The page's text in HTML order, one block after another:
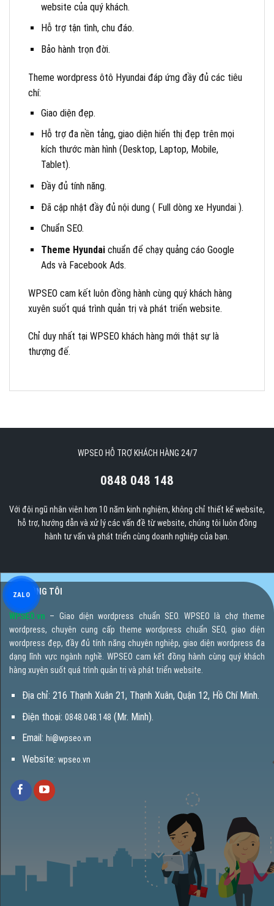
website của quý khách.
Hỗ trợ tận tình, chu đáo.
Bảo hành trọn đời.
Theme wordpress ôtô Hyundai đáp ứng đầy đủ các tiêu
chí:
Giao diện đẹp.
Hỗ trợ đa nền tảng, giao diện hiển thị đẹp trên mọi
kích thước màn hình (Desktop, Laptop, Mobile,
Tablet).
Đầy đủ tính năng.
Đã cập nhật đầy đủ nội dung ( Full dòng xe Hyundai ).
Chuẩn SEO.
Theme Hyundaichuẩn để chạy quảng cáo Google
Ads và Facebook Ads.
WPSEO cam kết luôn đồng hành cùng quý khách hàng
xuyên suốt quá trình quản trị và phát triển website.
Chỉ duy nhất tại WPSEO khách hàng mới thật sự là
thượng đế.
WPSEO HỖ TRỢ KHÁCH HÀNG 24/7
0848 048 148
Với đội ngũ nhân viên hơn 10 năm kinh nghiệm, không chỉ thiết kế website,
hỗ trợ, hướng dẫn và xử lý các vấn đề từ website, chúng tôi luôn đồng
hành tư vấn và phát triển cùng doanh nghiệp của bạn.
VỀ CHÚNG TÔI
WPSEO.vn – Giao diện wordpress chuẩn SEO. WPSEO là chợ theme
wordpress, chuyên cung cấp theme wordpress chuẩn SEO, giao diện
wordpress đẹp, đầy đủ tính năng chuyên nghiệp, giao diện wordpress đa
dạng lĩnh vực ngành nghề. WPSEO cam kết đồng hành cùng quý khách
hàng xuyên suốt quá trình quản trị và phát triển website.
Địa chỉ: 216 Thạnh Xuân 21, Thạnh Xuân, Quận 12, Hồ Chí Minh.
Điện thoại: 0848.048.148 (Mr. Minh).
Email: hi@wpseo.vn
Website: wpseo.vn
ZALO